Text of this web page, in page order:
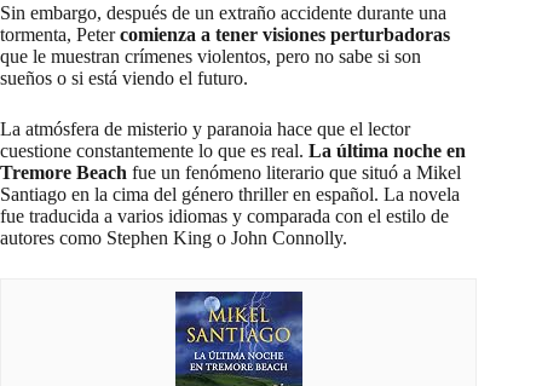
Sin embargo, después de un extraño accidente durante una
tormenta, Petercomienza a tener visiones perturbadoras
que le muestran crímenes violentos, pero no sabe si son
sueños o si está viendo el futuro.
La atmósfera de misterio y paranoia hace que el lector
cuestione constantemente lo que es real. La última noche en
Tremore Beach fue un fenómeno literario que situó a Mikel
Santiago en la cima del género thriller en español. La novela
fue traducida a varios idiomas y comparada con el estilo de
autores como Stephen King o John Connolly.